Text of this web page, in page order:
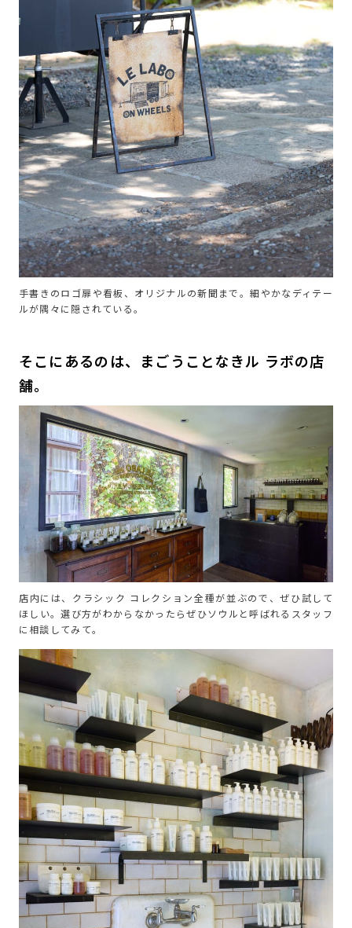
手書きのロゴ扉や看板、オリジナルの新聞まで。細やかなディテー
ルが隅々に隠されている。
そこにあるのは、まごうことなきル ラボの店
舗。
店内には、クラシック コレクション全種が並ぶので、ぜひ試して
ほしい。選び方がわからなかったらぜひソウルと呼ばれるスタッフ
に相談してみて。